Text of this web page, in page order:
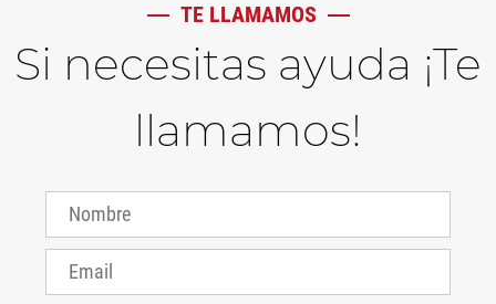
TE LLAMAMOS
Si necesitas ayuda ¡Te
llamamos!